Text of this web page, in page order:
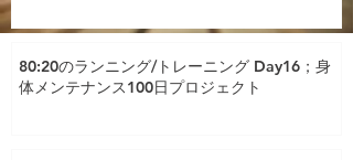
80:20のランニング/トレーニング Day16；身
体メンテナンス100日プロジェクト